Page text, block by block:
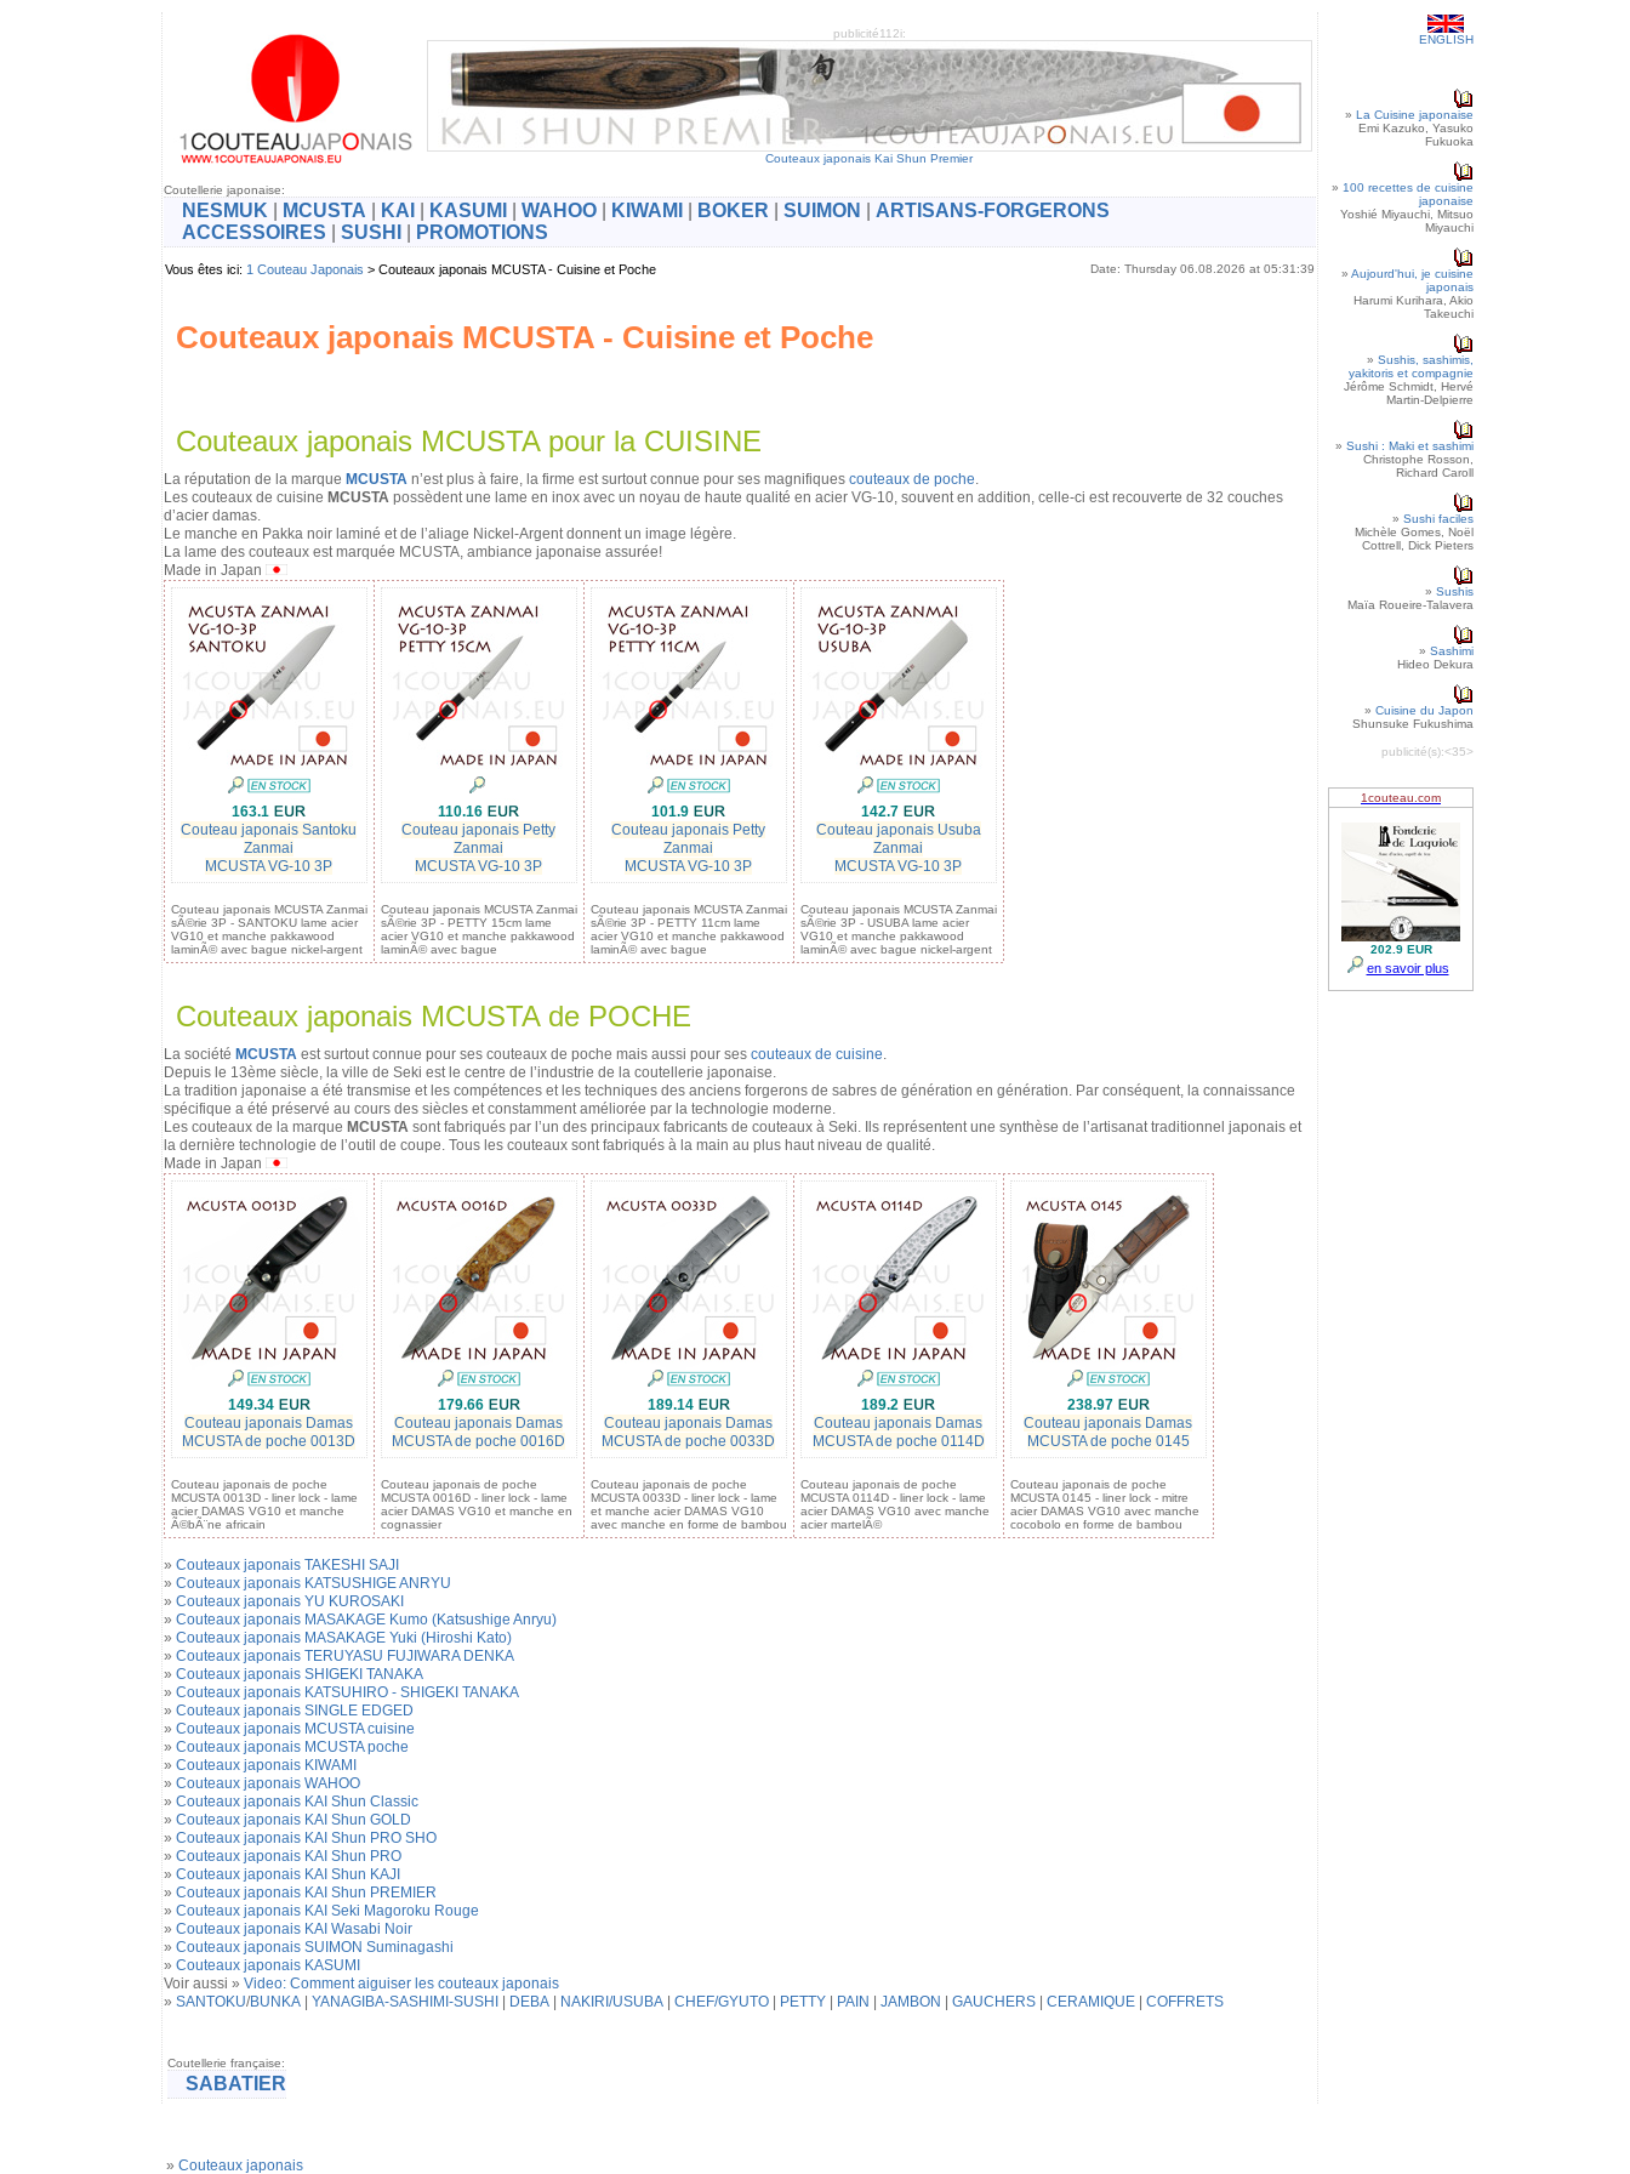
publicité112i:
Couteaux japonais Kai Shun Premier
Coutellerie japonaise:
NESMUK MCUSTA KAI KASUMI WAHOO| KIWAMI BOKER SUIMON
ARTISANS-FORGERONS
ACCESSOIRES
SUSHI PROMOTIONS
Vous êtes ici: 1 Couteau Japonais > Couteaux japonais MCUSTA - Cuisine et Poche Date: Thursday 06.08.2026 at 05:31:39
Couteaux japonais MCUSTA - Cuisine et Poche
Couteaux japonais MCUSTA pour la CUISINE
La réputation de la marque MCUSTAn’est plus à faire, la firme est surtout connue pour ses magnifiques couteaux de poche.
Les couteaux de cuisine MCUSTApossèdent une lame en inox avec un noyau de haute qualité en acier VG-10, souvent en addition, celle-ci est recouverte de 32 couches
d’acier damas.
Le manche en Pakka noir laminé et de l’aliage Nickel-Argent donnent un image légère.
La lame des couteaux est marquée MCUSTA, ambiance japonaise assurée!
Made in Japan
163.1
Couteau japonais Santoku
Zanmai
MCUSTA VG-10 3P
Couteau japonais MCUSTA Zanmai
sÃ©rie 3P - SANTOKU lame acier
VG10 et manche pakkawood
laminÃ© avec bague nickel-argent
110.16
Couteau japonais Petty
Zanmai
MCUSTA VG-10 3P
Couteau japonais MCUSTA Zanmai
sÃ©rie 3P - PETTY 15cm lame
acier VG10 et manche pakkawood
laminÃ© avec bague
101.9
Couteau japonais Petty
Zanmai
MCUSTA VG-10 3P
Couteau japonais MCUSTA Zanmai
sÃ©rie 3P - PETTY 11cm lame
acier VG10 et manche pakkawood
laminÃ© avec bague
142.7
Couteau japonais Usuba
Zanmai
MCUSTA VG-10 3P
Couteau japonais MCUSTA Zanmai
sÃ©rie 3P - USUBA lame acier
VG10 et manche pakkawood
laminÃ© avec bague nickel-argent
Couteaux japonais MCUSTA de POCHE
La société MCUSTAest surtout connue pour ses couteaux de poche mais aussi pour ses couteaux de cuisine.
Depuis le 13ème siècle, la ville de Seki est le centre de l’industrie de la coutellerie japonaise.
La tradition japonaise a été transmise et les compétences et les techniques des anciens forgerons de sabres de génération en génération. Par conséquent, la connaissance
spécifique a été préservé au cours des siècles et constamment améliorée par la technologie moderne.
Les couteaux de la marque MCUSTAsont fabriqués par l’un des principaux fabricants de couteaux à Seki. Ils représentent une synthèse de l’artisanat traditionnel japonais et
la dernière technologie de l’outil de coupe. Tous les couteaux sont fabriqués à la main au plus haut niveau de qualité.
Made in Japan
149.34
Couteau japonais Damas
MCUSTA de poche 0013D
Couteau japonais de poche
MCUSTA 0013D - liner lock - lame
acier DAMAS VG10 et manche
Ã©bÃ¨ne africain
179.66
Couteau japonais Damas
MCUSTA de poche 0016D
Couteau japonais de poche
MCUSTA 0016D - liner lock - lame
acier DAMAS VG10 et manche en
cognassier
189.14
Couteau japonais Damas
MCUSTA de poche 0033D
Couteau japonais de poche
MCUSTA 0033D - liner lock - lame
et manche acier DAMAS VG10
avec manche en forme de bambou
189.2
Couteau japonais Damas
MCUSTA de poche 0114D
Couteau japonais de poche
MCUSTA 0114D - liner lock - lame
acier DAMAS VG10 avec manche
acier martelÃ©
238.97
Couteau japonais Damas
MCUSTA de poche 0145
Couteau japonais de poche
MCUSTA 0145 - liner lock - mitre
acier DAMAS VG10 avec manche
cocobolo en forme de bambou
» Couteaux japonais TAKESHI SAJI
» Couteaux japonais KATSUSHIGE ANRYU
» Couteaux japonais YU KUROSAKI
» Couteaux japonais MASAKAGE Kumo (Katsushige Anryu)
» Couteaux japonais MASAKAGE Yuki (Hiroshi Kato)
» Couteaux japonais TERUYASU FUJIWARA DENKA
» Couteaux japonais SHIGEKI TANAKA
» Couteaux japonais KATSUHIRO - SHIGEKI TANAKA
» Couteaux japonais SINGLE EDGED
» Couteaux japonais MCUSTA cuisine
» Couteaux japonais MCUSTA poche
» Couteaux japonais KIWAMI
» Couteaux japonais WAHOO
» Couteaux japonais KAI Shun Classic
» Couteaux japonais KAI Shun GOLD
» Couteaux japonais KAI Shun PRO SHO
» Couteaux japonais KAI Shun PRO
» Couteaux japonais KAI Shun KAJI
» Couteaux japonais KAI Shun PREMIER
» Couteaux japonais KAI Seki Magoroku Rouge
» Couteaux japonais KAI Wasabi Noir
» Couteaux japonais SUIMON Suminagashi
» Couteaux japonais KASUMI
Voir aussi » Video: Comment aiguiser les couteaux japonais
» SANTOKU/BUNKA| YANAGIBA-SASHIMI-SUSHI DEBA| NAKIRI/USUBA| CHEF/GYUTO| PETTY| PAIN JAMBON GAUCHERS| CERAMIQUE| COFFRETS
Coutellerie française:
SABATIER
ENGLISH
» La Cuisine japonaise
Emi Kazuko, Yasuko
Fukuoka
» 100 recettes de cuisine
japonaise
Yoshié Miyauchi, Mitsuo
Miyauchi
» Aujourd'hui, je cuisine
japonais
Harumi Kurihara, Akio
Takeuchi
» Sushis, sashimis,
yakitoris et compagnie
Jérôme Schmidt, Hervé
Martin-Delpierre
» Sushi : Maki et sashimi
Christophe Rosson,
Richard Caroll
» Sushi faciles
Michèle Gomes, Noël
Cottrell, Dick Pieters
» Sushis
Maïa Roueire-Talavera
» Sashimi
Hideo Dekura
» Cuisine du Japon
Shunsuke Fukushima
publicité(s):<35>
» Couteaux japonais